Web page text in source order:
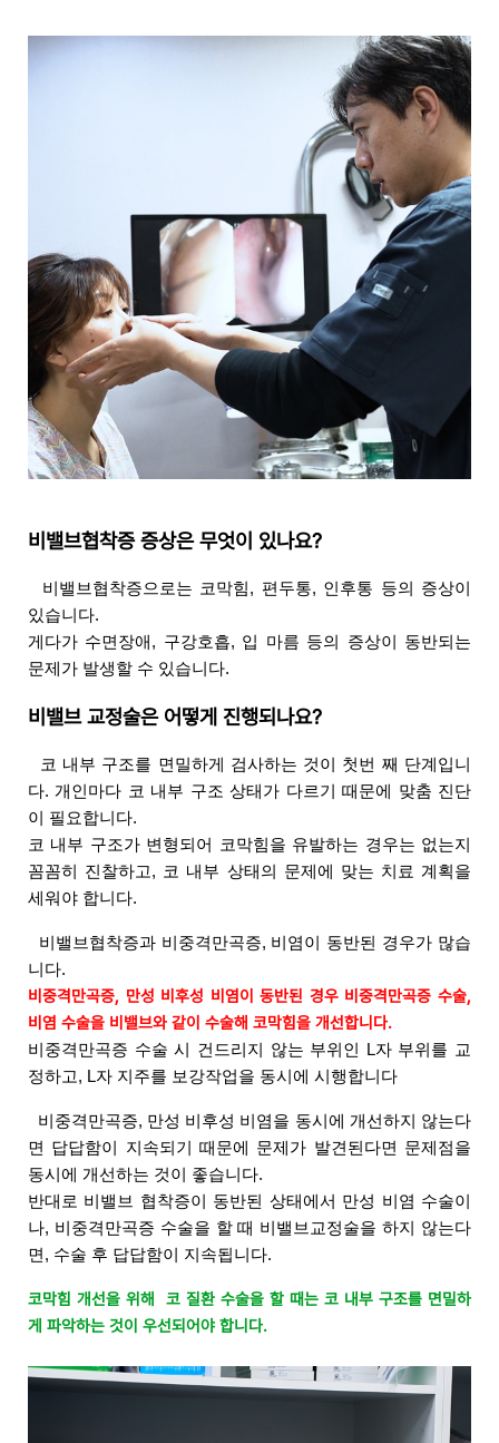
비밸브협착증 증상은 무엇이 있나요?
있습니다.
게다가 수면장애, 구강호흡, 입 마름 등의 증상이 동반되는
문제가 발생할 수 있습니다.
비밸브 교정술은 어떻게 진행되나요?
코 내부 구조를 면밀하게 검사하는 것이 첫번 째 단계입니
다. 개인마다 코 내부 구조 상태가 다르기 때문에 맞춤 진단
이 필요합니다.
코 내부 구조가 변형되어 코막힘을 유발하는 경우는 없는지
꼼꼼히 진찰하고, 코 내부 상태의 문제에 맞는 치료 계획을
세워야 합니다.
니다.
비 중격만곡증, 만성 비후성 비염이 동반된 경우 비중격만곡증 수술,
비염 수술을 비밸브와 같이 수술해 코막힘을 개선합니다.
비중격만곡증 수술 시 건드리지 않는 부위인 L자 부위를 교
정하고, L자 지주를 보강작업을 동시에 시행합니다
면 답답함이 지속되기 때문에 문제가 발견된다면 문제점을
동시에 개선하는 것이 좋습니다.
반대로 비밸브 협착증이 동반된 상태에서 만성 비염 수술이
나, 비중격만곡증 수술을 할 때 비밸브교정술을 하지 않는다
면, 수술 후 답답함이 지속됩니다.
코막힘 개선을 위해  코 질환 수술을 할 때는 코 내부 구조를 면밀하
게 파악하는 것이 우선되어야 합니다.